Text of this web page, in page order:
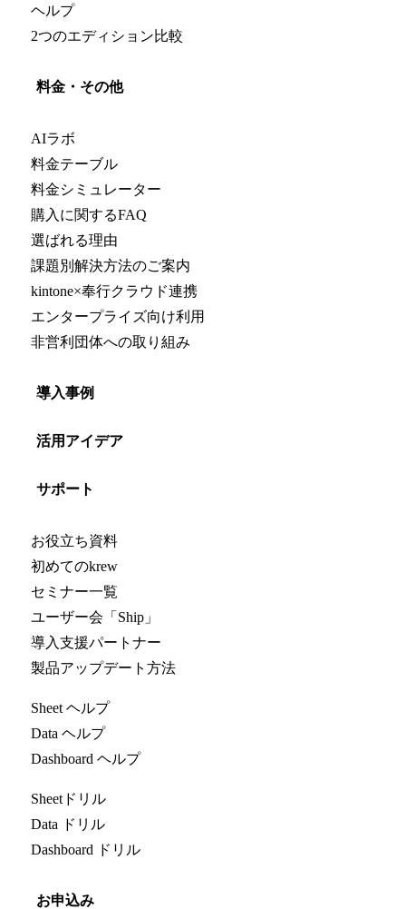
ヘルプ
2つのエディション比較
料金・その他
AIラボ
料金テーブル
料金シミュレーター
購入に関するFAQ
選ばれる理由
課題別解決方法のご案内
kintone×奉行クラウド連携
エンタープライズ向け利用
非営利団体への取り組み
導入事例
活用アイデア
サポート
お役立ち資料
初めてのkrew
セミナー一覧
ユーザー会「Ship」
導入支援パートナー
製品アップデート方法
Sheet ヘルプ
Data ヘルプ
Dashboard ヘルプ
Sheetドリル
Data ドリル
Dashboard ドリル
お申込み